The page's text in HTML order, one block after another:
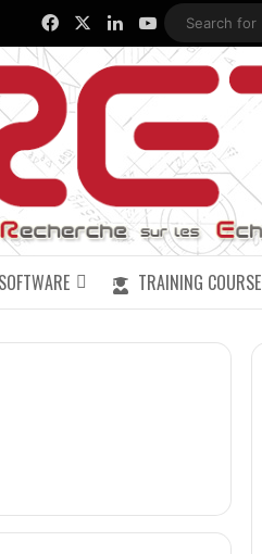
FacebookLinkedInYouTube
SOFTWARE TRAINING COURSE